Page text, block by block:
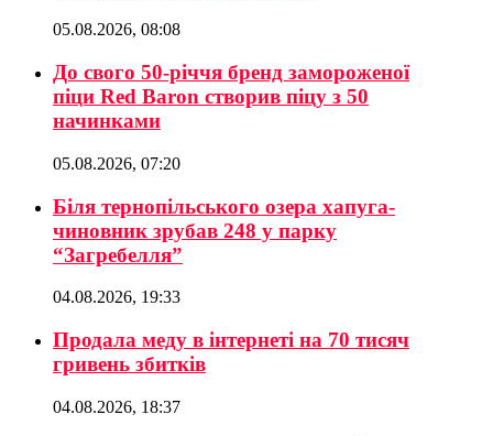
05.08.2026, 08:08
До свого 50-річчя бренд замороженої
піци Red Baron створив піцу з 50
начинками
05.08.2026, 07:20
Біля тернопільського озера хапуга-
чиновник зрубав 248 у парку
“Загребелля”
04.08.2026, 19:33
Продала меду в інтернеті на 70 тисяч
гривень збитків
04.08.2026, 18:37